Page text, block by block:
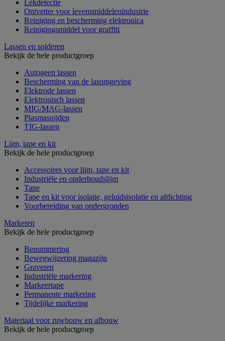
Lekdetectie
Ontvetter voor levensmiddelenindustrie
Reiniging en bescherming elektronica
Reinigingsmiddel voor graffiti
Lassen en solderen
Bekijk de hele productgroep
Autogeen lassen
Bescherming van de lasomgeving
Elektrode lassen
Elektronisch lassen
MIG/MAG-lassen
Plasmasnijden
TIG-lassen
Lijm, tape en kit
Bekijk de hele productgroep
Accessoires voor lijm, tape en kit
Industriële en onderhoudslijm
Tape
Tape en kit voor isolatie, geluidsisolatie en afdichting
Voorbereiding van ondergronden
Markeren
Bekijk de hele productgroep
Benummering
Bewegwijzering magazijn
Graveren
Industriële markering
Markeertape
Permanente markering
Tijdelijke markering
Materiaal voor ruwbouw en afbouw
Bekijk de hele productgroep